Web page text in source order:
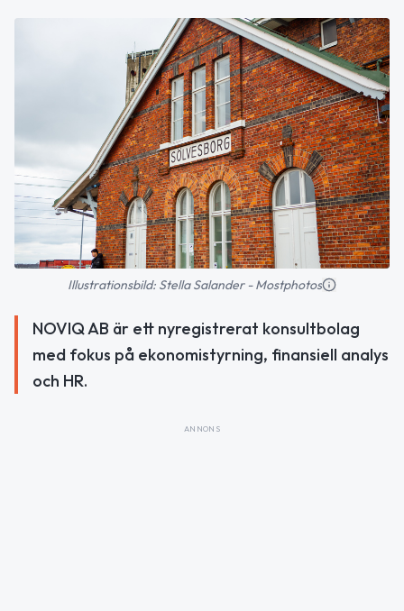
Illustrationsbild: Stella Salander - Mostphotos
NOVIQ AB är ett nyregistrerat konsultbolag
med fokus på ekonomistyrning, finansiell analys
och HR.
ANNONS